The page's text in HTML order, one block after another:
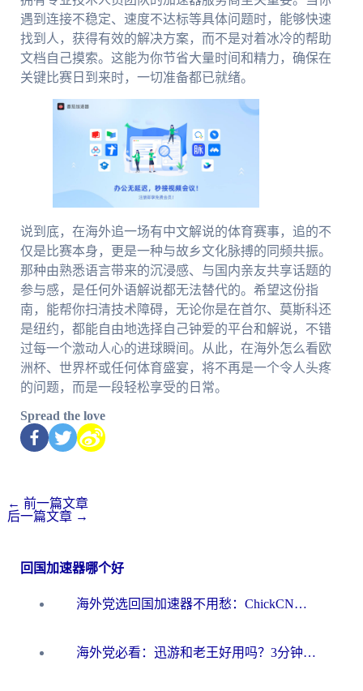
遇到连接不稳定、速度不达标等具体问题时，能够快速
找到人，获得有效的解决方案，而不是对着冰冷的帮助
文档自己摸索。这能为你节省大量时间和精力，确保在
关键比赛日到来时，一切准备都已就绪。
说到底，在海外追一场有中文解说的体育赛事，追的不
仅是比赛本身，更是一种与故乡文化脉搏的同频共振。
那种由熟悉语言带来的沉浸感、与国内亲友共享话题的
参与感，是任何外语解说都无法替代的。希望这份指
南，能帮你扫清技术障碍，无论你是在首尔、莫斯科还
是纽约，都能自由地选择自己钟爱的平台和解说，不错
过每一个激动人心的进球瞬间。从此，在海外怎么看欧
洲杯、世界杯或任何体育盛宴，将不再是一个令人头疼
的问题，而是一段轻松享受的日常。
Spread the love
← 前一篇文章
后一篇文章 →
回国加速器哪个好
海外党选回国加速器不用愁：ChickCN和洞见哪个好？一篇搞定所有疑问
海外党必看：迅游和老王好用吗？3分钟选对加速国内网络的加速器